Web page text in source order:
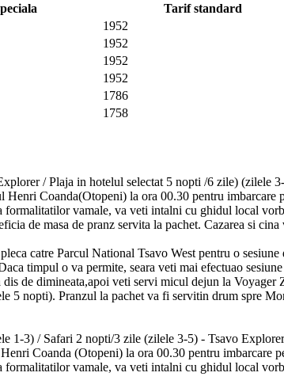
Tarif standard
1952
1952
1952
1952
1786
1758
/ Plaja in hotelul selectat 5 nopti /6 zile) (zilele
Coanda(Otopeni) la ora 00.30 pentru
vamale, va veti intalni cu ghidul local
de masa de pranz servita la pachet. Cazarea si
catre Parcul National Tsavo West pentru o
timpul o va permite, seara veti mai efectuao sesiune
de dimineata,apoi veti servi micul dejun la
5 nopti). Pranzul la pachet va fi servitin drum spre
1-3) / Safari 2 nopti/3 zile (zilele 3-5) - Tsavo
Coanda (Otopeni) la ora 00.30 pentru imbarcare
vamale, va veti intalni cu ghidul local